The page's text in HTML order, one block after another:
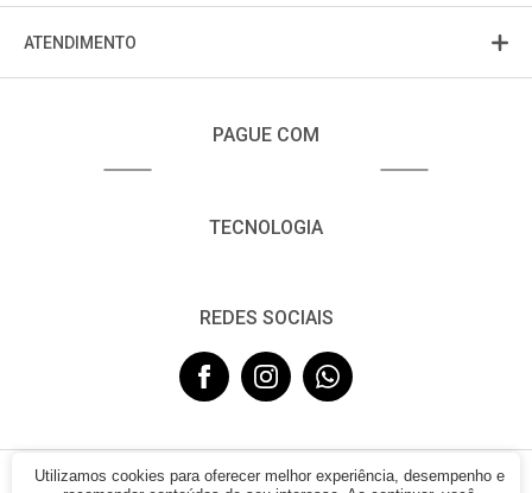
ATENDIMENTO
PAGUE COM
TECNOLOGIA
REDES SOCIAIS
Utilizamos cookies para oferecer melhor experiência, desempenho e